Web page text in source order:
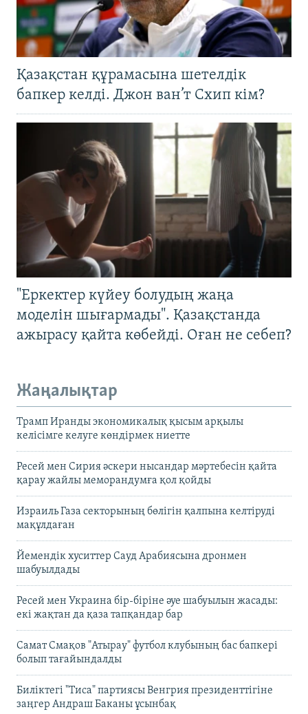
Қазақстан құрамасына шетелдік
бапкер келді. Джон ван’т Схип кім?
"Еркектер күйеу болудың жаңа
моделін шығармады". Қазақстанда
ажырасу қайта көбейді. Оған не себеп?
Жаңалықтар
Трамп Иранды экономикалық қысым арқылы
келісімге келуге көндірмек ниетте
Ресей мен Сирия әскери нысандар мәртебесін қайта
қарау жайлы меморандумға қол қойды
Израиль Газа секторының бөлігін қалпына келтіруді
мақұлдаған
Йемендік хуситтер Сауд Арабиясына дронмен
шабуылдады
Ресей мен Украина бір-біріне әуе шабуылын жасады:
екі жақтан да қаза тапқандар бар
Самат Смақов "Атырау" футбол клубының бас бапкері
болып тағайындалды
Биліктегі "Тиса" партиясы Венгрия президенттігіне
заңгер Андраш Баканы ұсынбақ